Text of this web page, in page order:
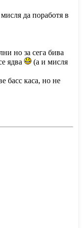
да поработя в
но за сега бива
ядва
(а и мисля
басс каса, но не